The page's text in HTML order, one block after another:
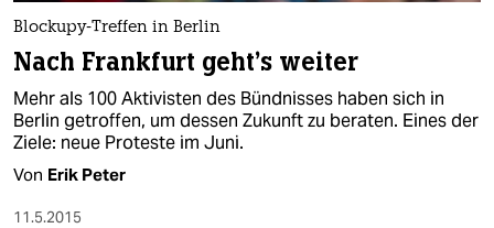
Blockupy-Treffen in Berlin
Nach Frankfurt geht's weiter
Mehr als 100 Aktivisten des Bündnisses haben sich in
Berlin getroffen, um dessen Zukunft zu beraten. Eines der
Ziele: neue Proteste im Juni.
Von Erik Peter
11.5.2015